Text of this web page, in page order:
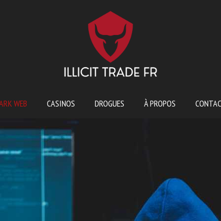
WEB CASINOS DROGUES À PROPOS